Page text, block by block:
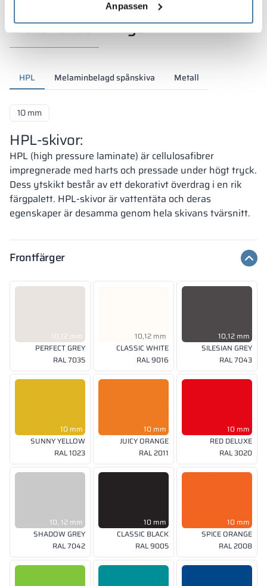
Anpassen
Material och färger
HPL Melaminbelagd spånskiva Metall
10 mm
HPL-skivor:
HPL (high pressure laminate) är cellulosafibrer
impregnerade med harts och pressade under högt tryck.
Dess ytskikt består av ett dekorativt överdrag i en rik
färgpalett. HPL-skivor är vattentäta och deras
egenskaper är desamma genom hela skivans tvärsnitt.
Frontfärger
10,12 mm
PERFECT GREY
RAL 7035
10,12 mm
CLASSIC WHITE
RAL 9016
10,12 mm
SILESIAN GREY
RAL 7043
10 mm
SUNNY YELLOW
RAL 1023
10 mm
JUICY ORANGE
RAL 2011
10 mm
RED DELUXE
RAL 3020
10, 12 mm
SHADOW GREY
RAL 7042
10 mm
CLASSIC BLACK
RAL 9005
10 mm
SPICE ORANGE
RAL 2008